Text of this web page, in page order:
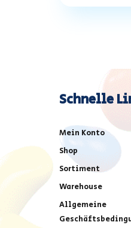
Schnelle
Mein Konto
Shop
Sortiment
Warehouse
Allgemeine